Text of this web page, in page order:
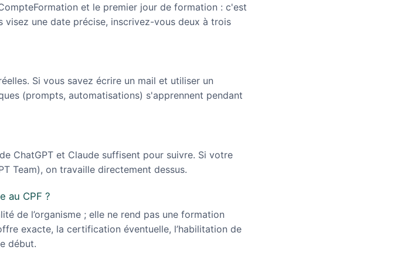
et le premier jour de formation : c'est
une date précise, inscrivez-vous deux à trois
Si vous savez écrire un mail et utiliser un
(prompts, automatisations) s'apprennent pendant
ChatGPT et Claude suffisent pour suivre. Si votre
Team), on travaille directement dessus.
au CPF ?
de l’organisme ; elle ne rend pas une formation
exacte, la certification éventuelle, l’habilitation de
début.